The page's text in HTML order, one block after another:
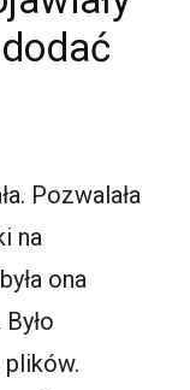
Pozwalała
na
ona
plików.